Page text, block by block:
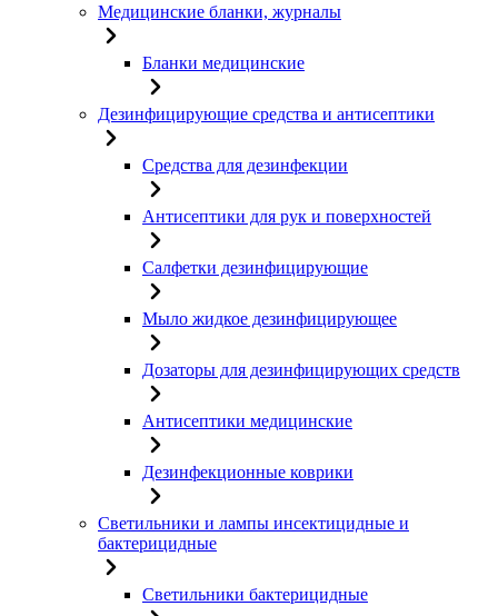
Медицинские бланки, журналы
Бланки медицинские
Дезинфицирующие средства и антисептики
Средства для дезинфекции
Антисептики для рук и поверхностей
Салфетки дезинфицирующие
Мыло жидкое дезинфицирующее
Дозаторы для дезинфицирующих средств
Антисептики медицинские
Дезинфекционные коврики
Светильники и лампы инсектицидные и
бактерицидные
Светильники бактерицидные